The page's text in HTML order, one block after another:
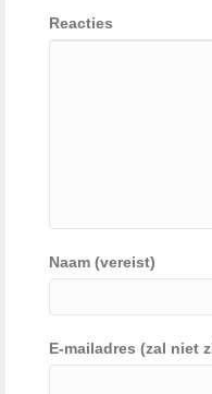
Reacties
Naam (vereist)
E-mailadres (zal niet